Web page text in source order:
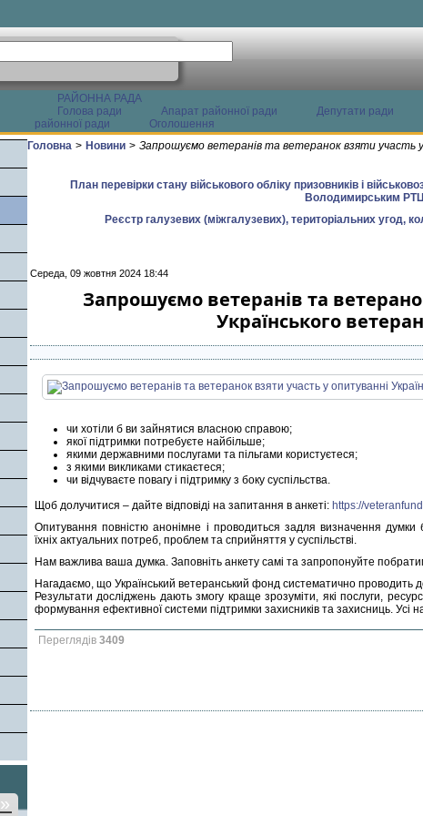
РАЙОННА РАДА
Голова ради
Апарат районної ради Депутати ради
районної ради
Оголошення
»
Головна > Новини > Запрошуємо ветеранів та ветеранок взяти участь
План перевірки стану військового обліку призовників і
Володимирським
Реєстр галузевих (міжгалузевих), територіальних угод,
Середа, 09 жовтня 2024 18:44
Запрошуємо ветеранів та
Українського
чи хотіли б ви зайнятися власною справою;
якої підтримки потребуєте найбільше;
якими державними послугами та пільгами користуєтеся;
з якими викликами стикаєтеся;
чи відчуваєте повагу і підтримку з боку суспільства.
Щоб долучитися – дайте відповіді на запитання в анкеті: https://
Опитування повністю анонімне і проводиться задля визначення думки
їхніх актуальних потреб, проблем та сприйняття у суспільстві.
Нам важлива ваша думка. Заповніть анкету самі та запропонуйте
Нагадаємо, що Український ветеранський фонд систематично проводить
Результати досліджень дають змогу краще зрозуміти, які послуги,
формування ефективної системи підтримки захисників та захисниць. Усі
Переглядів 3409